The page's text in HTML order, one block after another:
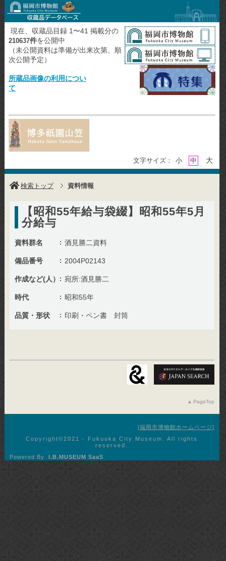
現在、収蔵品目録 1〜41 掲載分の
210637件を公開中
（未公開資料は準備が出来次第、順
次公開予定）
所蔵品画像の利用につい
て
文字サイズ： 小 中 大
検索トップ 資料情報
【昭和55年給与袋綴】昭和55年5月
分給与
資料群名 酒見勝二資料
備品番号 2004P02143
作成など(人） 宛所:酒見勝二
時代 昭和55年
品質・形状 印刷・ペン書 封筒
PageTop
福岡市博物館ホームページ
Copyright©︎2021 - Fukuoka City Museum. All rights
reserved.
Powered By
I.B.MUSEUM SaaS